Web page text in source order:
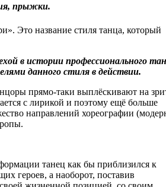
прыжки.
Это название стиля танца, который
в истории профессионального
данного стиля в действии.
прямо-таки выплёскивают на
с лирикой и поэтому ещё больше
направлений хореографии
танец как бы приблизился к
героев, а наоборот, поставив